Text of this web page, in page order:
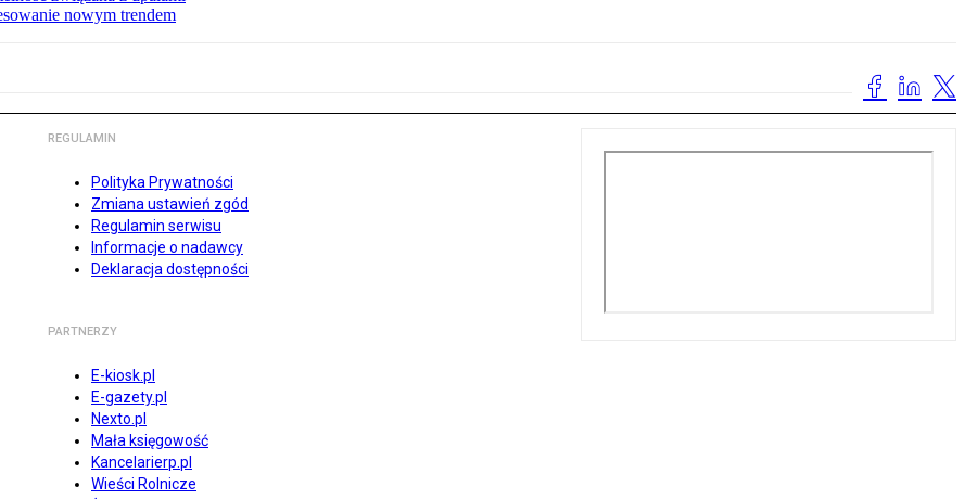
nowym trendem
REGULAMIN
Polityka Prywatności
Zmiana ustawień zgód
Regulamin serwisu
Informacje o nadawcy
Deklaracja dostępności
PARTNERZY
E-kiosk.pl
E-gazety.pl
Nexto.pl
Mała księgowość
Kancelarierp.pl
Wieści Rolnicze